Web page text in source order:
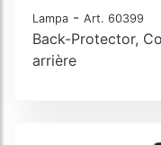
Lampa - Art. 60399
Back-Protector,
arrière